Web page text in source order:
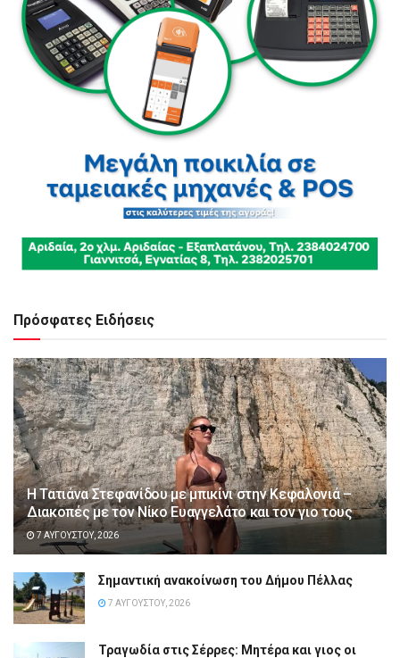
Πρόσφατες Ειδήσεις
Η Τατιάνα Στεφανίδου με μπικίνι στην Κεφαλονιά –
Διακοπές με τον Νίκο Ευαγγελάτο και τον γιο τους
7 ΑΥΓΟΎΣΤΟΥ, 2026
Σημαντική ανακοίνωση του Δήμου Πέλλας
7 ΑΥΓΟΎΣΤΟΥ, 2026
Τραγωδία στις Σέρρες: Μητέρα και γιος οι